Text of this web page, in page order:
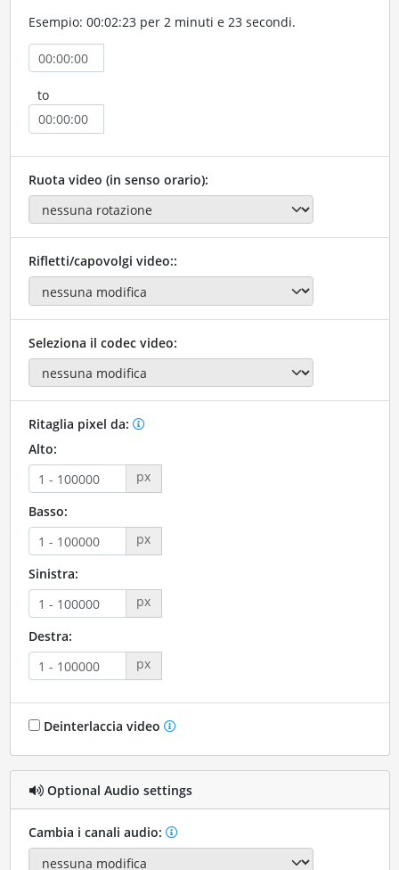
Esempio: 00:02:23 per 2 minuti e 23 secondi.
to
Ruota video (in senso orario):
Rifletti/capovolgi video::
Seleziona il codec video:
Ritaglia pixel da:
Alto:
px
Basso:
px
Sinistra:
px
Destra:
px
Deinterlaccia video
Optional Audio settings
Cambia i canali audio: